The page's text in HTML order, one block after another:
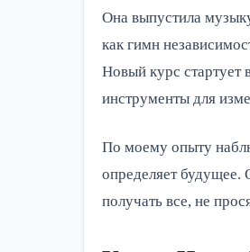
Она выпустила
как гимн
Новый курс
инструменты для
По моему опыту
определяет будущее.
получать все, не